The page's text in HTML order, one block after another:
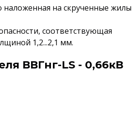
на скрученные жилы
соответствующая
1,2...2,1 мм.
ВВГнг-LS - 0,66кВ